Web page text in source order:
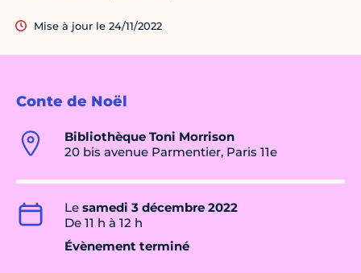
Conte de Noël
Bibliothèque Toni Morrison
20 bis avenue Parmentier, Paris 11e
Le samedi 3 décembre 2022
De 11 h à 12 h
Évènement terminé
Mise à jour le 24/11/2022